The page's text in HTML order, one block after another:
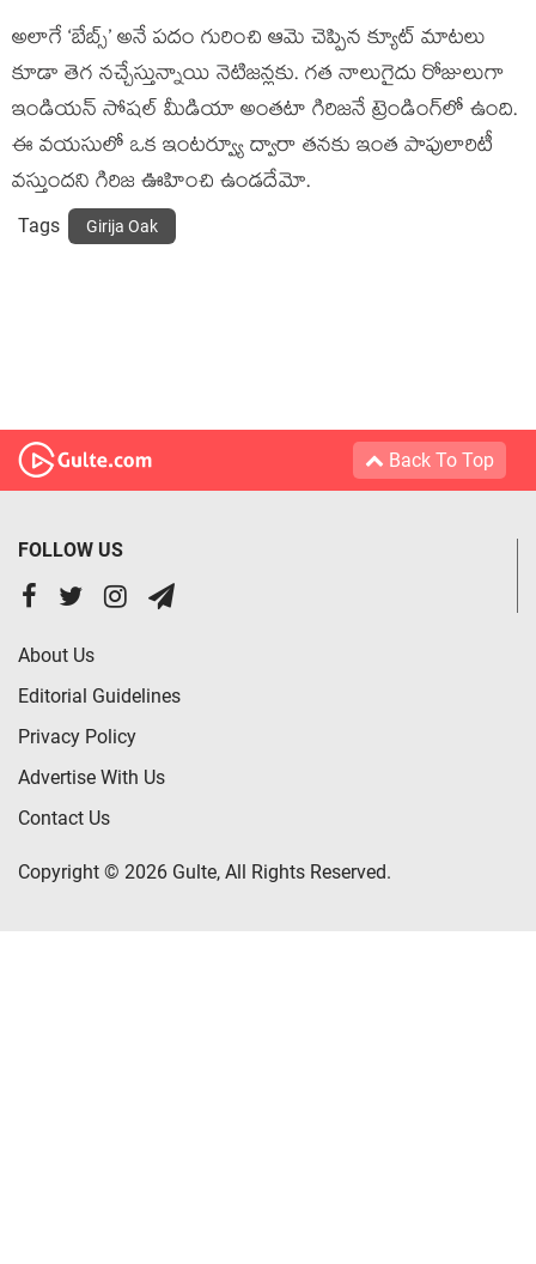
అలాగే ‘బేబ్స్’ అనే పదం గురించి ఆమె చెప్పిన క్యూట్ మాటలు
కూడా తెగ నచ్చేస్తున్నాయి నెటిజన్లకు. గత నాలుగైదు రోజులుగా
ఇండియన్ సోషల్ మీడియా అంతటా గిరిజనే ట్రెండింగ్‌లో ఉంది.
ఈ వయసులో ఒక ఇంటర్వ్యూ ద్వారా తనకు ఇంత పాపులారిటీ
వస్తుందని గిరిజ ఊహించి ఉండదేమో.
Tags Girija Oak
Back To Top
FOLLOW US
About Us
Editorial Guidelines
Privacy Policy
Advertise With Us
Contact Us
Copyright © 2026 Gulte, All Rights Reserved.